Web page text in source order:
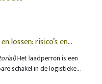
lossen: risico’s en
Het laadperron is een
schakel in de logistieke